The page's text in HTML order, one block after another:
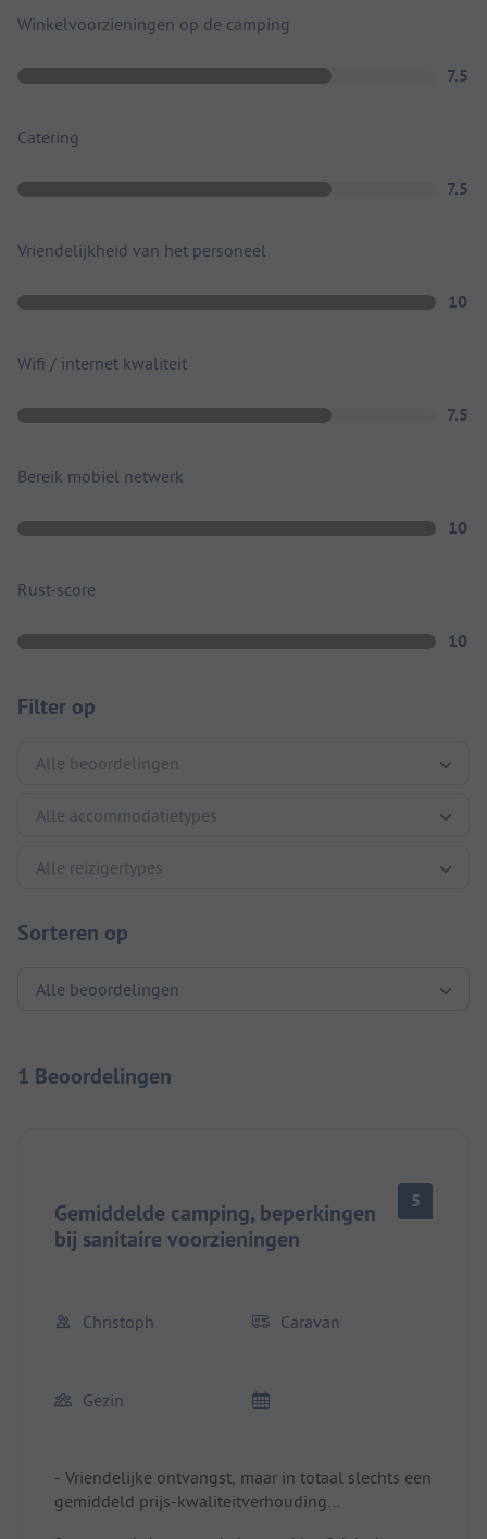
Winkelvoorzieningen op de camping
7.5
Catering
7.5
Vriendelijkheid van het personeel
10
Wifi / internet kwaliteit
7.5
Bereik mobiel netwerk
10
Rust-score
10
Filter op
Sorteren op
1 Beoordelingen
Gemiddelde camping, beperkingen
bij sanitaire voorzieningen
5
Christoph Caravan
Gezin
- Vriendelijke ontvangst, maar in totaal slechts een
gemiddeld prijs-kwaliteitverhouding